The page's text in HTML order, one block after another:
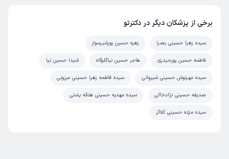
برخی از پزشکان دیگر در دکترتو
سیده زهرا حسینی بصرا زهره حسین پورشیرسوار
فاطمه حسین پورحیدری هاجر حسین نیاگلوگاه شیدا حسین نیا
سیده مهرنوش حسینی شیروانی سیده فاطمه زهرا حسینی مرزونی
صدیقه حسینی نژادخاکی سیده مهدیه حسینی هتکه پشتی
سیده مژده حسینی کلاگر